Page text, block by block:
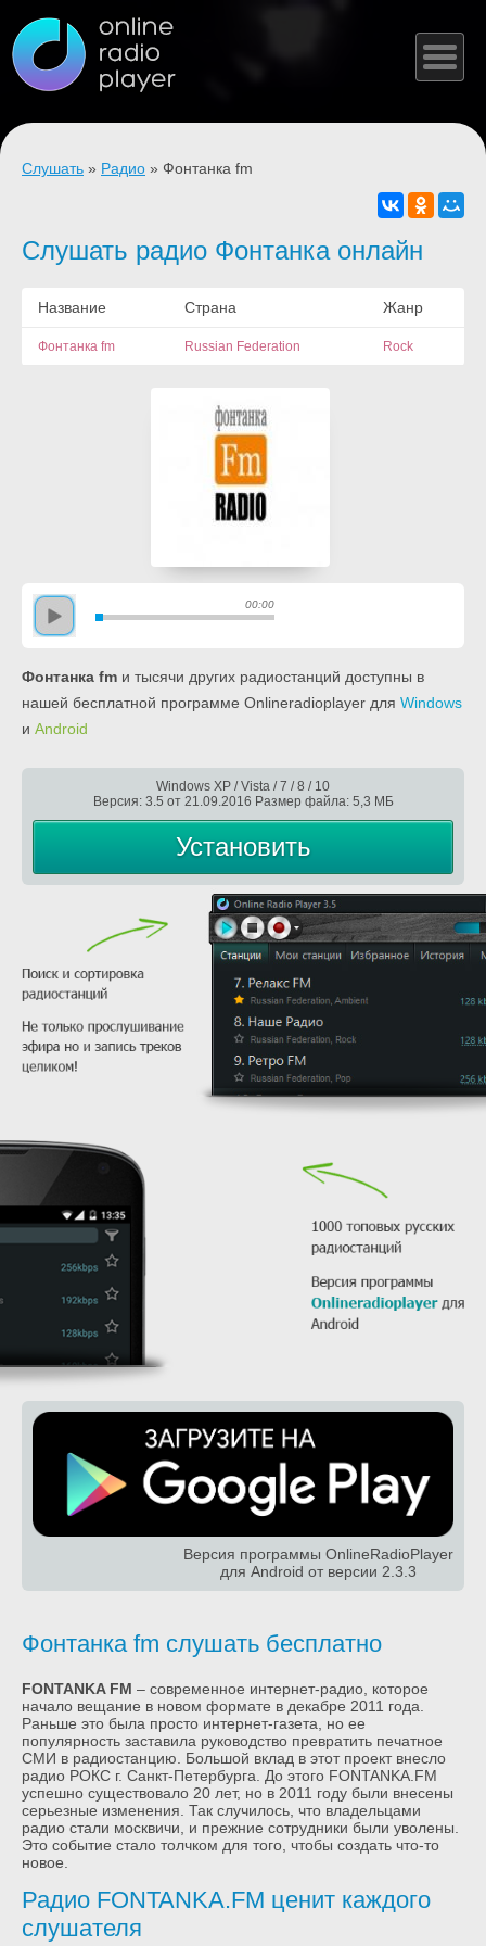
Слушать » Радио » Фонтанка fm
Слушать радио Фонтанка онлайн
Название Страна Жанр
Фонтанка fm Russian Federation Rock
00:00
Фонтанка fm и тысячи других радиостанций доступны в
нашей бесплатной программе Onlineradioplayer для Windows
и Android
Windows XP / Vista / 7 / 8 / 10
Версия: 3.5 от 21.09.2016 Размер файла: 5,3 МБ
Установить
Версия программы OnlineRadioPlayer
для Android от версии 2.3.3
Фонтанка fm слушать бесплатно
FONTANKA FM – современное интернет-радио, которое
начало вещание в новом формате в декабре 2011 года.
Раньше это была просто интернет-газета, но ее
популярность заставила руководство превратить печатное
СМИ в радиостанцию. Большой вклад в этот проект внесло
радио РОКС г. Санкт-Петербурга. До этого FONTANKA.FM
успешно существовало 20 лет, но в 2011 году были внесены
серьезные изменения. Так случилось, что владельцами
радио стали москвичи, и прежние сотрудники были уволены.
Это событие стало толчком для того, чтобы создать что-то
новое.
Радио FONTANKA.FM ценит каждого
слушателя